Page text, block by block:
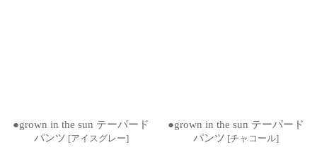
●grown in the sun テーパード
パンツ [アイスグレー]
●grown in the sun テーパード
パンツ [チャコール]